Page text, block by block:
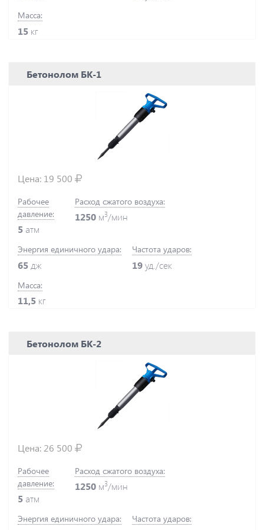
Масса:
15 кг
Бетонолом БК-1
Цена: 19 500
Рабочее
давление:
5 атм
Расход сжатого воздуха:
1250 м3/мин
Энергия единичного удара:
65 дж
Частота ударов:
19уд./сек
Масса:
11,5 кг
Бетонолом БК-2
Цена: 26 500
Рабочее
давление:
5 атм
Расход сжатого воздуха:
1250 м3/мин
Энергия единичного удара: Частота ударов: